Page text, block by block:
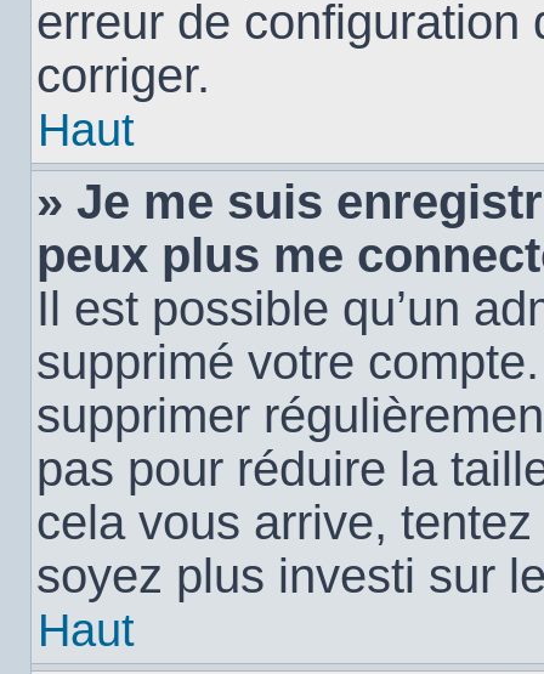
erreur de configuration
corriger.
Haut
» Je me suis
peux plus me
Il est possible qu’un
supprimé votre
supprimer
pas pour réduire la
cela vous arrive,
soyez plus investi sur
Haut